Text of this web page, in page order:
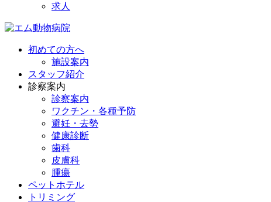
求人
初めての方へ
施設案内
スタッフ紹介
診察案内
診察案内
ワクチン・各種予防
避妊・去勢
健康診断
歯科
皮膚科
腫瘍
ペットホテル
トリミング